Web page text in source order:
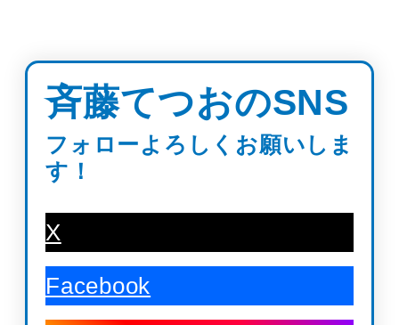
斉藤てつおのSNS
フォローよろしくお願いしま
す！
X
Facebook